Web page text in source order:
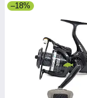
–18%